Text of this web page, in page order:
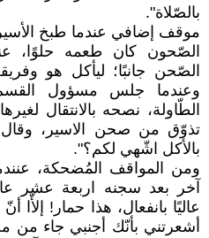
بالصّلاة".
موقف إضافي عندما طبخ
الصّحون كان طعمه حلوًا،
الصّحن جانبًا؛ ليأكل هو
وعندما جلس مسؤول
الطّاولة، نصحه بالانتقال
تذوّق من صحن الاسير،
بالأكل اشّهي لكم؟".
ومن المواقف المُضحكة،
آخر بعد سجنه اربعة عشر
عاليًا بانفعال، هذا حمار! إلأّا
أشعرتني بأنّك أجنبي جاء من